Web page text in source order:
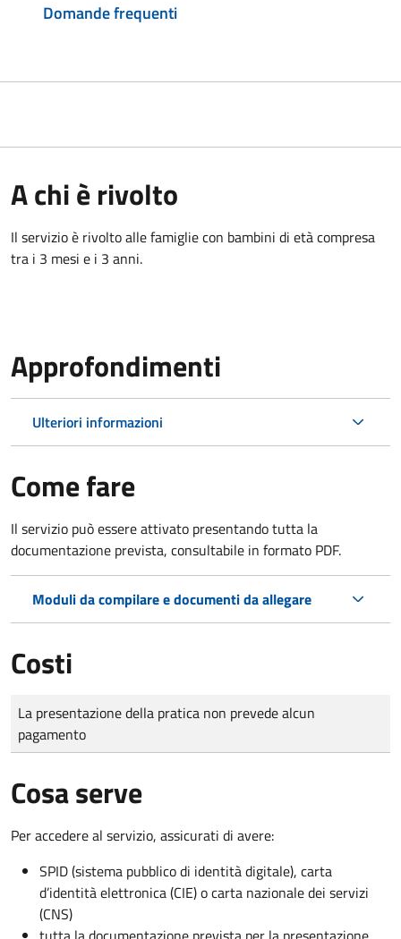
Domande frequenti
A chi è rivolto
Il servizio è rivolto alle famiglie con bambini di età compresa
tra i 3 mesi e i 3 anni.
Approfondimenti
Ulteriori informazioni
Come fare
Il servizio può essere attivato presentando tutta la
documentazione prevista, consultabile in formato PDF.
Moduli da compilare e documenti da allegare
Costi
Tipo di pagamento
Importo
La presentazione della pratica non prevede alcun
pagamento
Cosa serve
Per accedere al servizio, assicurati di avere:
SPID (sistema pubblico di identità digitale), carta
d’identità elettronica (CIE) o carta nazionale dei servizi
(CNS)